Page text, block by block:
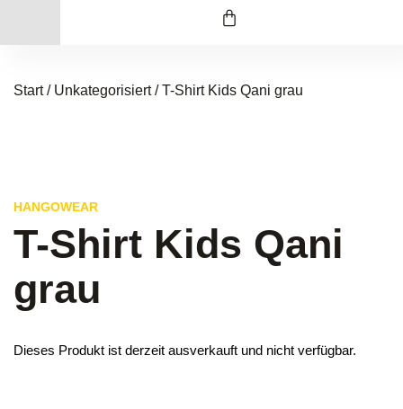
Start/ Unkategorisiert/ T-Shirt Kids Qani grau
HANGOWEAR
T-Shirt Kids Qani
grau
Dieses Produkt ist derzeit ausverkauft und nicht verfügbar.